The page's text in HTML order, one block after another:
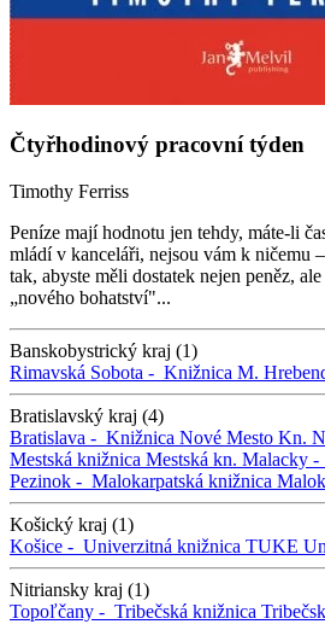
Čtyřhodinový pracovní týden
Timothy Ferriss
Peníze mají hodnotu jen tehdy, máte-li
mládí v kanceláři, nejsou vám k ničemu
tak, abyste měli dostatek nejen peněz,
„nového bohatství"...
Banskobystrický kraj (1)
Rimavská Sobota - Knižnica M.
Bratislavský kraj (4)
Bratislava - Knižnica Nové Mesto Kn.
Mestská knižnica Mestská kn. Malacky -
Pezinok - Malokarpatská knižnica
Košický kraj (1)
Košice - Univerzitná knižnica TUKE
Nitriansky kraj (1)
Topoľčany - Tribečská knižnica